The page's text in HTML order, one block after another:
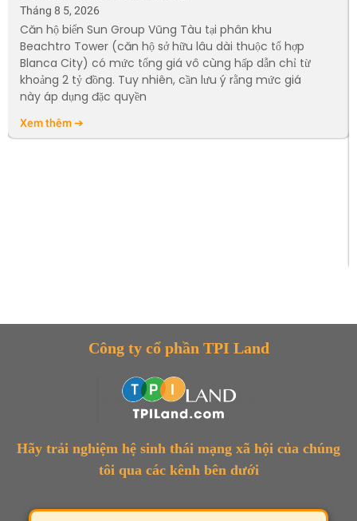
Tháng 8 5, 2026
Căn hộ biển Sun Group Vũng Tàu tại phân khu
Beachtro Tower (căn hộ sở hữu lâu dài thuộc tổ hợp
Blanca City) có mức tổng giá vô cùng hấp dẫn chỉ từ
khoảng 2 tỷ đồng. Tuy nhiên, cần lưu ý rằng mức giá
này áp dụng đặc quyền
Xem thêm ➔
Công ty cổ phần TPI Land
Hãy trải nghiệm hệ sinh thái mạng xã hội của chúng
tôi qua các kênh bên dưới